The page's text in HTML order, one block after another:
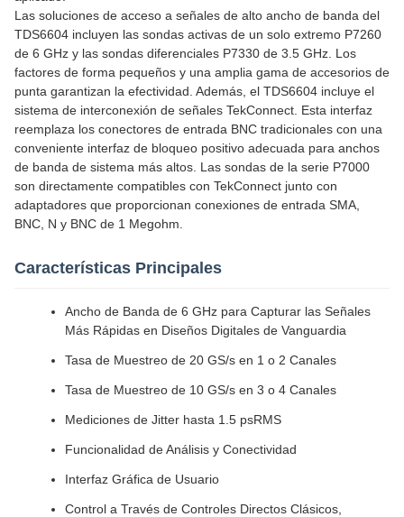
Las soluciones de acceso a señales de alto ancho de banda del
TDS6604 incluyen las sondas activas de un solo extremo P7260
de 6 GHz y las sondas diferenciales P7330 de 3.5 GHz. Los
factores de forma pequeños y una amplia gama de accesorios de
punta garantizan la efectividad. Además, el TDS6604 incluye el
sistema de interconexión de señales TekConnect. Esta interfaz
reemplaza los conectores de entrada BNC tradicionales con una
conveniente interfaz de bloqueo positivo adecuada para anchos
de banda de sistema más altos. Las sondas de la serie P7000
son directamente compatibles con TekConnect junto con
adaptadores que proporcionan conexiones de entrada SMA,
BNC, N y BNC de 1 Megohm.
Características Principales
Ancho de Banda de 6 GHz para Capturar las Señales
Más Rápidas en Diseños Digitales de Vanguardia
Tasa de Muestreo de 20 GS/s en 1 o 2 Canales
Tasa de Muestreo de 10 GS/s en 3 o 4 Canales
Mediciones de Jitter hasta 1.5 psRMS
Funcionalidad de Análisis y Conectividad
Interfaz Gráfica de Usuario
Control a Través de Controles Directos Clásicos,